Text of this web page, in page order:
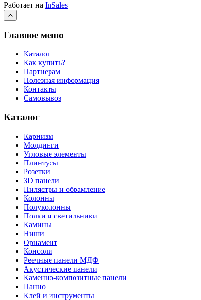
Работает на InSales
Главное меню
Каталог
Как купить?
Партнерам
Полезная информация
Контакты
Самовывоз
Каталог
Карнизы
Молдинги
Угловые элементы
Плинтусы
Розетки
3D панели
Пилястры и обрамление
Колонны
Полуколонны
Полки и светильники
Камины
Ниши
Орнамент
Консоли
Реечные панели МДФ
Акустические панели
Каменно-композитные панели
Панно
Клей и инструменты